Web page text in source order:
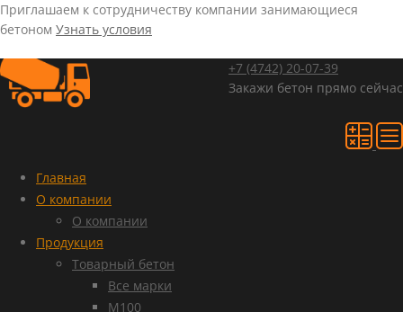
Приглашаем к сотрудничеству компании занимающиеся
бетоном Узнать условия
+7 (4742) 20-07-39
Закажи бетон прямо сейчас
Главная
О компании
О компании
Продукция
Товарный бетон
Все марки
М100